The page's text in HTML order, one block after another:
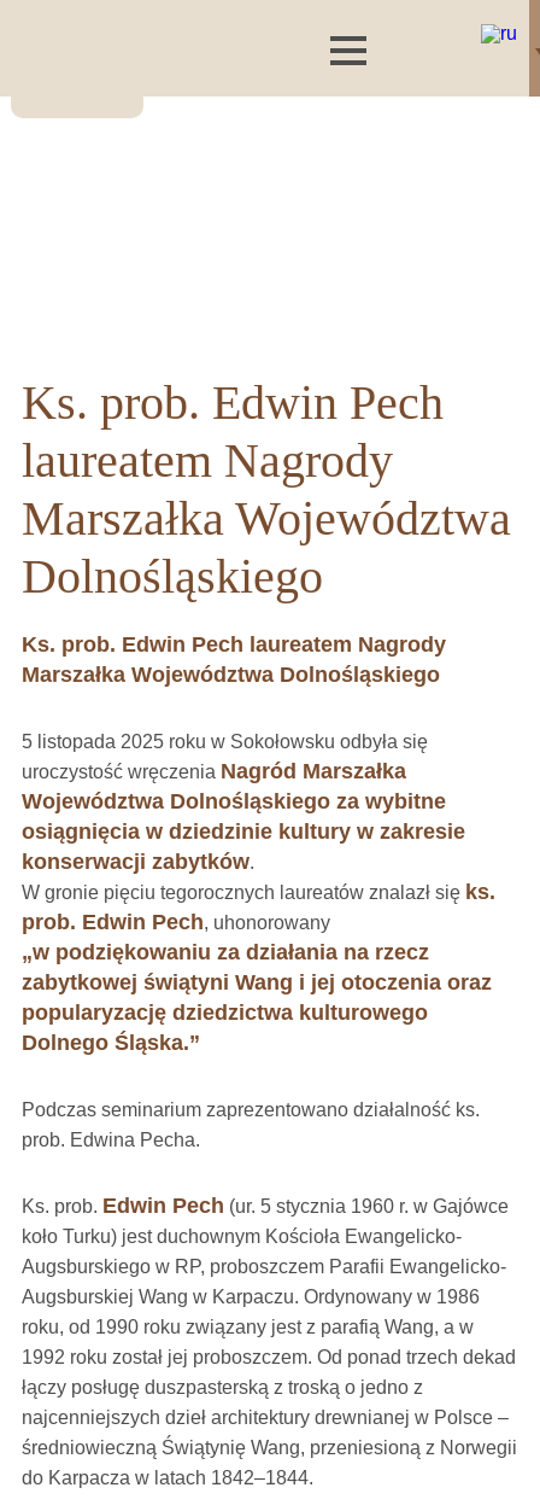
Ks. prob. Edwin Pech
laureatem Nagrody
Marszałka Województwa
Dolnośląskiego
Ks. prob. Edwin Pech laureatem Nagrody
Marszałka Województwa Dolnośląskiego
5 listopada 2025 roku w Sokołowsku odbyła się
uroczystość wręczenia Nagród Marszałka
Województwa Dolnośląskiego za wybitne
osiągnięcia w dziedzinie kultury w zakresie
konserwacji zabytków.
W gronie pięciu tegorocznych laureatów znalazł się ks.
prob. Edwin Pech, uhonorowany
„w podziękowaniu za działania na rzecz
zabytkowej świątyni Wang i jej otoczenia oraz
popularyzację dziedzictwa kulturowego
Dolnego Śląska.”
Podczas seminarium zaprezentowano działalność ks.
prob. Edwina Pecha.
Ks. prob. Edwin Pech (ur. 5 stycznia 1960 r. w Gajówce
koło Turku) jest duchownym Kościoła Ewangelicko-
Augsburskiego w RP, proboszczem Parafii Ewangelicko-
Augsburskiej Wang w Karpaczu. Ordynowany w 1986
roku, od 1990 roku związany jest z parafią Wang, a w
1992 roku został jej proboszczem. Od ponad trzech dekad
łączy posługę duszpasterską z troską o jedno z
najcenniejszych dzieł architektury drewnianej w Polsce –
średniowieczną Świątynię Wang, przeniesioną z Norwegii
do Karpacza w latach 1842–1844.